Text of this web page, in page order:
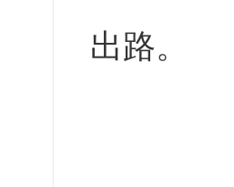
出路。